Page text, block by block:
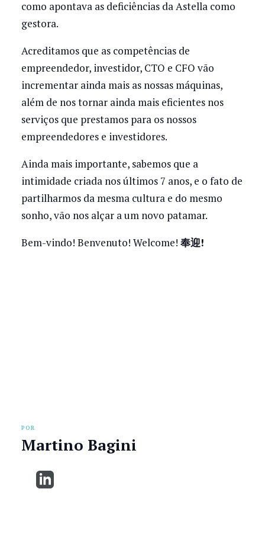
como apontava as deficiências da Astella como
gestora.
Acreditamos que as competências de
empreendedor, investidor, CTO e CFO vão
incrementar ainda mais as nossas máquinas,
além de nos tornar ainda mais eficientes nos
serviços que prestamos para os nossos
empreendedores e investidores.
Ainda mais importante, sabemos que a
intimidade criada nos últimos 7 anos, e o fato de
partilharmos da mesma cultura e do mesmo
sonho, vão nos alçar a um novo patamar.
Bem-vindo! Benvenuto! Welcome! 奉迎!
POR
Martino Bagini